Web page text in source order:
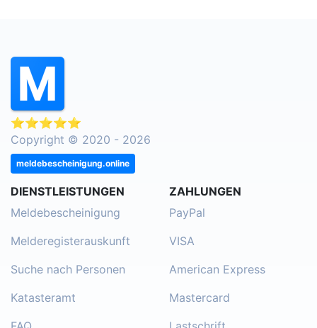
⭐⭐⭐⭐⭐
Copyright © 2020 - 2026
meldebescheinigung.online
DIENSTLEISTUNGEN
Meldebescheinigung
Melderegisterauskunft
Suche nach Personen
Katasteramt
ZAHLUNGEN
PayPal
VISA
American Express
Mastercard